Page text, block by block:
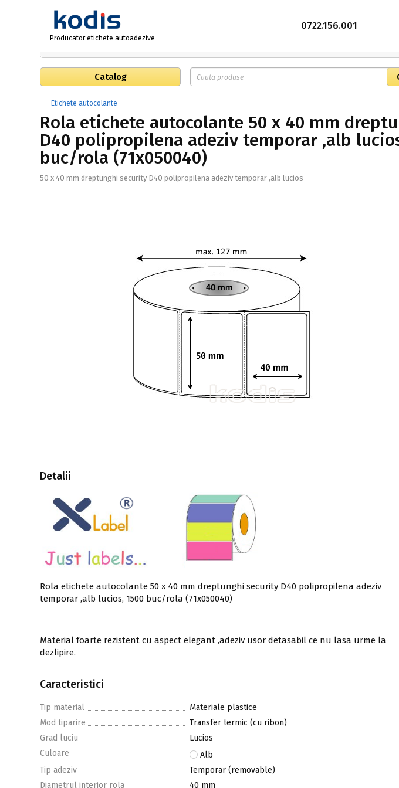
Producator etichete autoadezive
0722.156.001
Catalog
Etichete autocolante
Rola etichete autocolante 50 x 40 mm
D40 polipropilena adeziv temporar ,alb
buc/rola (71x050040)
50 x 40 mm dreptunghi security D40 polipropilena adeziv temporar ,alb lucios
Detalii
Rola etichete autocolante 50 x 40 mm dreptunghi security D40 polipropilena adeziv
temporar ,alb lucios, 1500 buc/rola (71x050040)
Material foarte rezistent cu aspect elegant ,adeziv usor detasabil ce nu lasa urme la
dezlipire.
Caracteristici
Tip material
Materiale plastice
Mod tiparire
Transfer termic (cu ribon)
Grad luciu
Lucios
Culoare
Alb
Tip adeziv
Temporar (removable)
Diametrul interior rola
40 mm